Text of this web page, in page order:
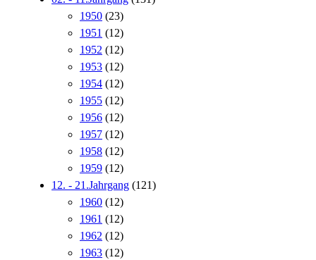
1950 (23)
1951 (12)
1952 (12)
1953 (12)
1954 (12)
1955 (12)
1956 (12)
1957 (12)
1958 (12)
1959 (12)
12. - 21.Jahrgang (121)
1960 (12)
1961 (12)
1962 (12)
1963 (12)